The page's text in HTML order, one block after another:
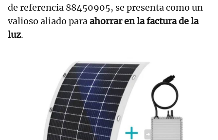
de referencia 88450905, se presenta como un
valioso aliado paraahorrar en la factura de la
luz.